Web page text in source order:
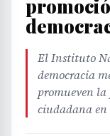
El Instituto
democracia
promueven
ciudadana en